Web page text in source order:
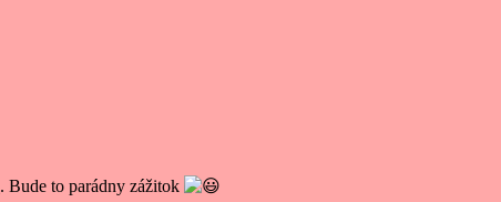
. Bude to parádny zážitok